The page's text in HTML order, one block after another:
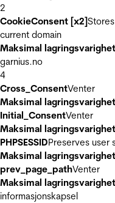
2
CookieConsent [x2]
current domain
Maksimal lagringsvarighet
garnius.no
4
Cross_ConsentVenter
Maksimal lagringsvarighet
Initial_ConsentVenter
Maksimal lagringsvarighet
PHPSESSIDPreserves user
Maksimal lagringsvarighet
prev_page_pathVenter
Maksimal lagringsvarighet
informasjonskapsel